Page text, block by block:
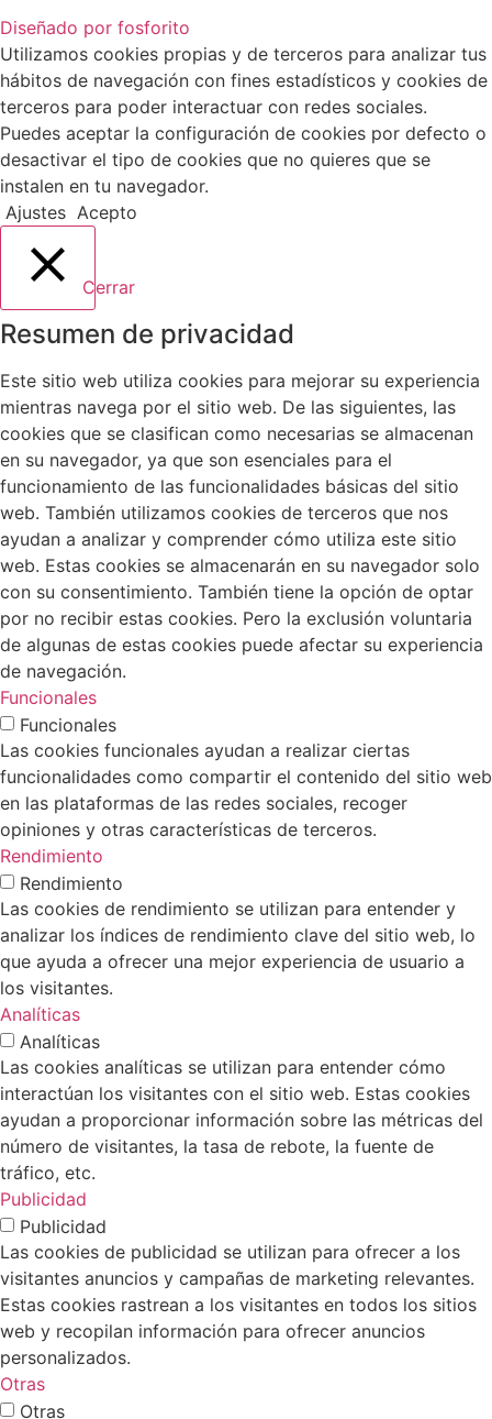
Diseñado por fosforito
Utilizamos cookies propias y de terceros para analizar tus
hábitos de navegación con fines estadísticos y cookies de
terceros para poder interactuar con redes sociales.
Puedes aceptar la configuración de cookies por defecto o
desactivar el tipo de cookies que no quieres que se
instalen en tu navegador.
Ajustes Acepto
Cerrar
Resumen de privacidad
Este sitio web utiliza cookies para mejorar su experiencia
mientras navega por el sitio web. De las siguientes, las
cookies que se clasifican como necesarias se almacenan
en su navegador, ya que son esenciales para el
funcionamiento de las funcionalidades básicas del sitio
web. También utilizamos cookies de terceros que nos
ayudan a analizar y comprender cómo utiliza este sitio
web. Estas cookies se almacenarán en su navegador solo
con su consentimiento. También tiene la opción de optar
por no recibir estas cookies. Pero la exclusión voluntaria
de algunas de estas cookies puede afectar su experiencia
de navegación.
Funcionales
Funcionales
Las cookies funcionales ayudan a realizar ciertas
funcionalidades como compartir el contenido del sitio web
en las plataformas de las redes sociales, recoger
opiniones y otras características de terceros.
Rendimiento
Rendimiento
Las cookies de rendimiento se utilizan para entender y
analizar los índices de rendimiento clave del sitio web, lo
que ayuda a ofrecer una mejor experiencia de usuario a
los visitantes.
Analíticas
Analíticas
Las cookies analíticas se utilizan para entender cómo
interactúan los visitantes con el sitio web. Estas cookies
ayudan a proporcionar información sobre las métricas del
número de visitantes, la tasa de rebote, la fuente de
tráfico, etc.
Publicidad
Publicidad
Las cookies de publicidad se utilizan para ofrecer a los
visitantes anuncios y campañas de marketing relevantes.
Estas cookies rastrean a los visitantes en todos los sitios
web y recopilan información para ofrecer anuncios
personalizados.
Otras
Otras